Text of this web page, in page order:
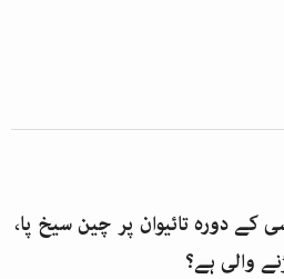
کے دورہ تائیوان پر چین سیخ پا،
والی ہے؟